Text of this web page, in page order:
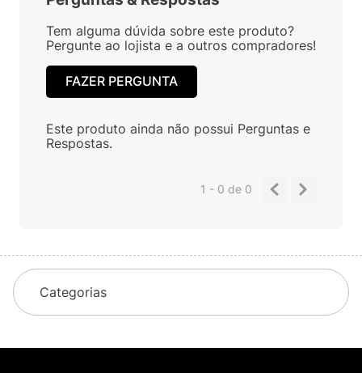
ESCREVER AVALIAÇÃO
Perguntas &Respostas
Pergunte ao lojista e a outros compradores!
Este produto ainda não possui Perguntas e